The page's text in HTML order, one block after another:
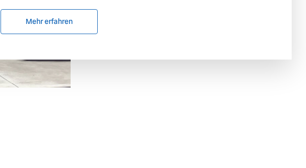
Mehr erfahren